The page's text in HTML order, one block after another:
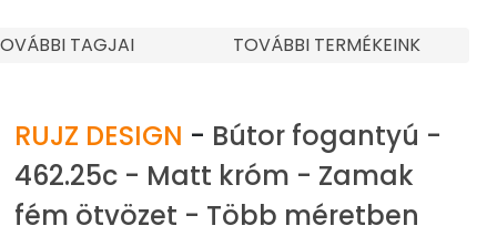
TAGJAI TOVÁBBI TERMÉKEINK
RUJZ DESIGN - Bútor fogantyú -
462.25c - Matt króm - Zamak
fém ötvözet - Több méretben